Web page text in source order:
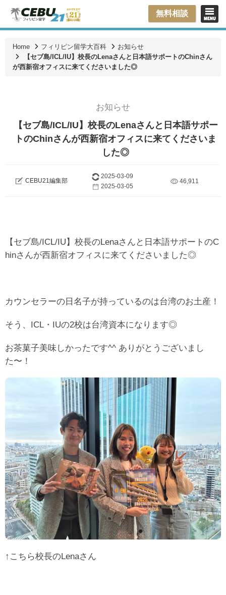
無料相談
Home フィリピン留学大百科
お知らせ
【セブ島/ICL/IU】校長のLenaさんと日本語サポートのChinさん
が西新宿オフィスに来てくださいました◎
お知らせ
【セブ島/ICL/IU】校長のLenaさんと日本語サポー
トのChinさんが西新宿オフィスに来てくださいま
した◎
CEBU21編集部
2025-03-09
2025-03-05
46,911
【セブ島/ICL/IU】校長のLenaさんと日本語サポートのC
hinさんが西新宿オフィスに来てくださいました◎
カウンセラーの日名子が持っているのは台湾のお土産！
そう、ICL・IUの2校は台湾資本になります◎
お茶菓子美味しかったです^^ ありがとうございまし
た〜！
↑こちら校長のLenaさん